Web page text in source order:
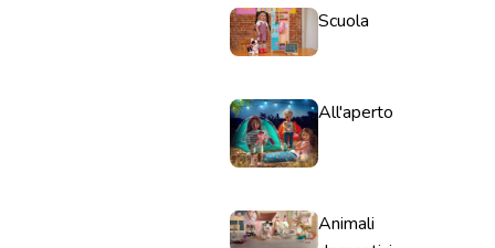
Scuola
All'aperto
Animali